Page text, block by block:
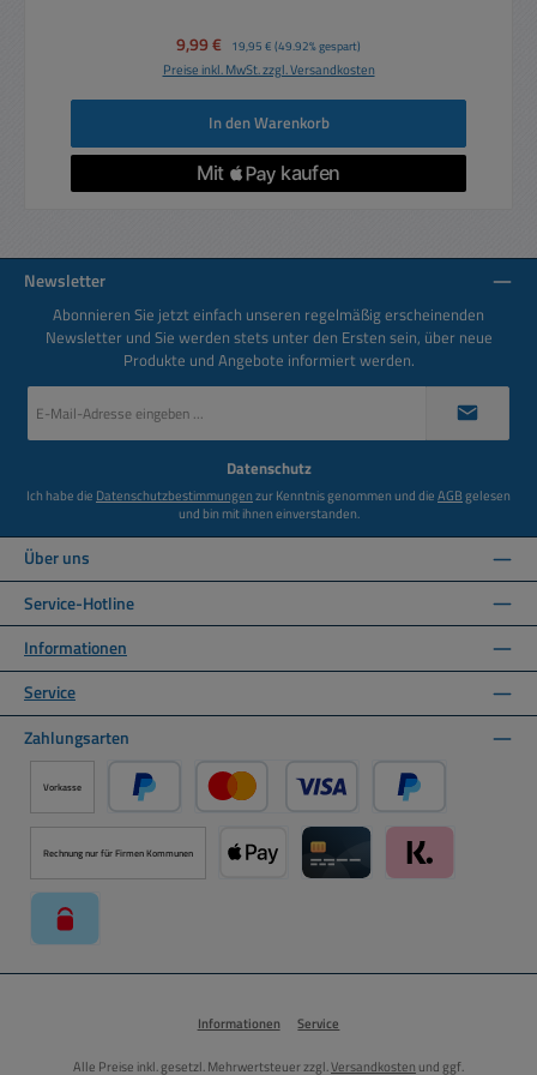
Verkaufspreis:
9,99 € Regulärer Preis:
19,95 € (49.92% gespart)
Preise inkl. MwSt. zzgl. Versandkosten
In den Warenkorb
Newsletter
Abonnieren Sie jetzt einfach unseren regelmäßig erscheinenden
Newsletter und Sie werden stets unter den Ersten sein, über neue
Produkte und Angebote informiert werden.
Mail-
Datenschutz
Ich habe die Datenschutzbestimmungenzur Kenntnis genommen und dieAGBgelesen
und bin mit ihnen einverstanden.
Über uns
Service-Hotline
Informationen
Service
Zahlungsarten
Vorkasse
PayPal Kredit- oder Debitkarte über PayPal
Später Bezahlen
Rechnung nur für Firmen Kommunen
Informationen Service
Alle Preise inkl. gesetzl. Mehrwertsteuer zzgl.Versandkosten und ggf.